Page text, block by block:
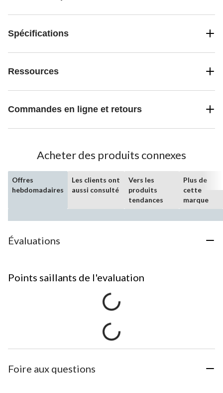
Spécifications
Ressources
Commandes en ligne et retours
Acheter des produits connexes
Offres
hebdomadaires
Les clients ont
aussi consulté
Vers les
produits
tendances
Plus de
cette
marque
Évaluations
Points saillants de l'evaluation
Foire aux questions